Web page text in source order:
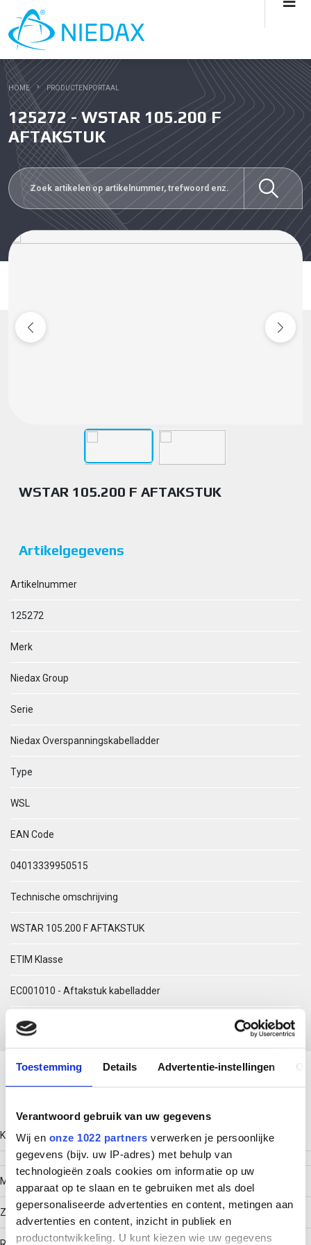
Toestemming Details Advertentie-instellingen
Verantwoord gebruik van uw gegevens
Wij en onze 1022 partners verwerken je persoonlijke
gegevens (bijv. uw IP-adres) met behulp van
technologieën zoals cookies om informatie op uw
apparaat op te slaan en te gebruiken met als doel
gepersonaliseerde advertenties en content, metingen aan
advertenties en content, inzicht in publiek en
productontwikkeling. U kunt kiezen wie uw gegevens
HOME PRODUCTENPORTAAL
125272 - WSTAR 105.200 F
AFTAKSTUK
WSTAR 105.200 F AFTAKSTUK
Artikelgegevens
Artikelnummer
125272
Merk
Niedax Group
Serie
Niedax Overspanningskabelladder
Type
WSL
EAN Code
04013339950515
Technische omschrijving
WSTAR 105.200 F AFTAKSTUK
ETIM Klasse
EC001010 - Aftakstuk kabelladder
Download productsheet
Kleur
Model
Zonder verbinder